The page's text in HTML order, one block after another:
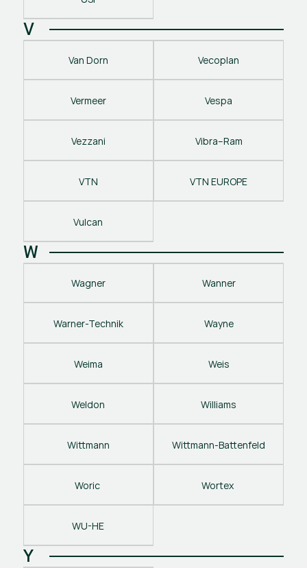
V
Van Dorn Vecoplan
Vermeer Vespa
Vezzani Vibra–Ram
VTN VTN EUROPE
Vulcan
W
Wagner Wanner
Warner-Technik Wayne
Weima Weis
Weldon Williams
Wittmann Wittmann-Battenfeld
Woric Wortex
WU-HE
Y